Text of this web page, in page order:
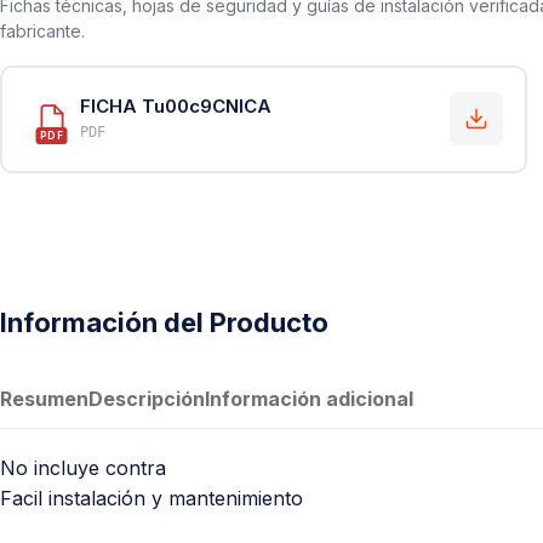
Fichas técnicas, hojas de seguridad y guías de instalación
fabricante.
PDF
FICHA Tu00c9CNICA
PDF
Información del Producto
ResumenDescripciónInformación adicional
No incluye contra
Facil instalación y mantenimiento